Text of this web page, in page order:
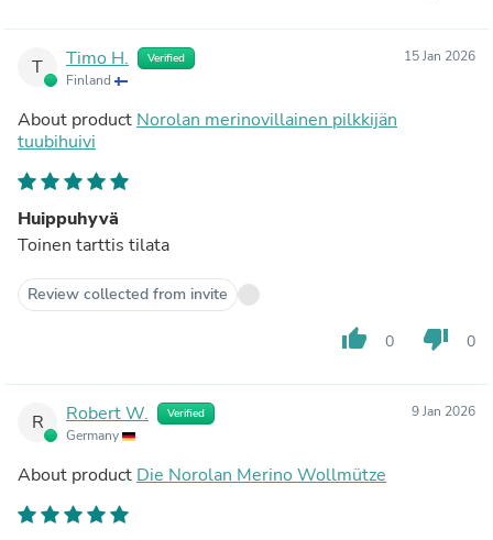
T Timo H. Verified
Finland
15 Jan 2026
About product Norolan merinovillainen pilkkijän
tuubihuivi
Huippuhyvä
Toinen tarttis tilata
Review collected from invite
thumb_up 0 thumb_down 0
R Robert W. Verified
Germany
9 Jan 2026
About product Die Norolan Merino Wollmütze